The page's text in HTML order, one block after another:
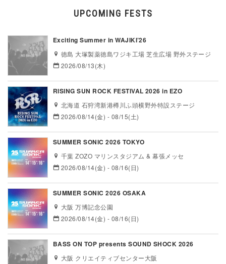
UPCOMING FESTS
Exciting Summer in WAJIKI’26
徳島 大塚製薬徳島ワジキ工場 芝生広場 野外ステージ
2026/08/13(木)
RISING SUN ROCK FESTIVAL 2026 in EZO
北海道 石狩湾新港樽川ふ頭横野外特設ステージ
2026/08/14(金) - 08/15(土)
SUMMER SONIC 2026 TOKYO
千葉 ZOZO マリンスタジアム & 幕張メッセ
2026/08/14(金) - 08/16(日)
SUMMER SONIC 2026 OSAKA
大阪 万博記念公園
2026/08/14(金) - 08/16(日)
BASS ON TOP presents SOUND SHOCK 2026
大阪 クリエイティブセンター大阪